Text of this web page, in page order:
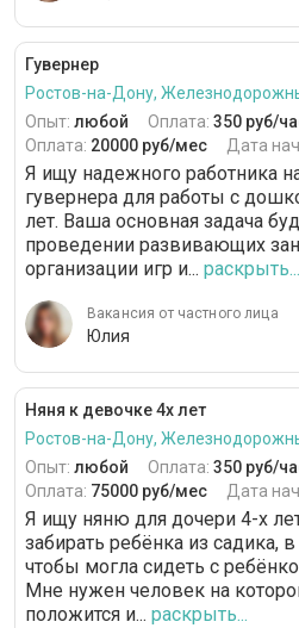
Гувернер
Ростов-на-Дону,
Опыт: любой Оплата: 350 руб/
Оплата: 20000 руб/мес Дата
Я ищу надежного работника
гувернера для работы с
лет. Ваша основная задача
проведении развивающих
организации игр и... раскрыть...
Вакансия от частного лица
Юлия
Няня к девочке 4х лет
Ростов-на-Дону,
Опыт: любой Оплата: 350 руб/
Оплата: 75000 руб/мес Дата
Я ищу няню для дочери 4-х
забирать ребёнка из садика,
чтобы могла сидеть с
Мне нужен человек на
положится и... раскрыть...